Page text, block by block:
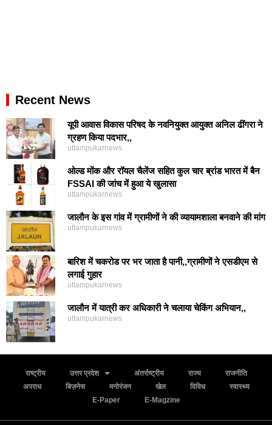
Recent News
यूपी आवास विकास परिषद के नवनियुक्त आयुक्त अनिल ढींगरा ने
ग्रहण किया पदभार,,
uttampukarnews
ओल्ड मोंक और रॉयल चैलेंज सहित कुल चार ब्रांड भारत में बैन
FSSAI की जांच में हुआ ये खुलासा
uttampukarnews
जालौन के इस गांव में ग्रामीणों ने की व्यायामशाला बनवाने की मांग
uttampukarnews
बारिश में चकरोड पर भर जाता है पानी,,ग्रामीणों ने एसडीएम से
लगाई गुहार
uttampukarnews
जालौन में यात्री कर अधिकारी ने चलाया चेकिंग अभियान,,
uttampukarnews
राष्ट्रीय उत्तर प्रदेश अंतर्राष्ट्रीय राज्य
राजनीति
अपराध
बिज़नेस मनोरंजन खेल विविध
स्वास्थ्य
E-Paper
E-Magzine